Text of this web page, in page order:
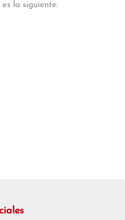
la siguiente: